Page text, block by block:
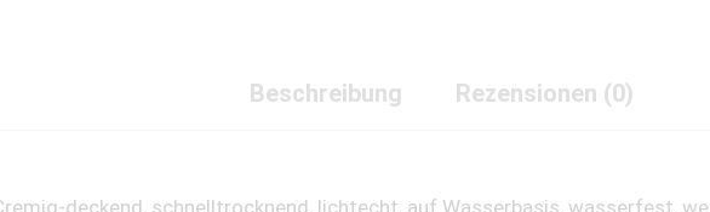
Beschreibung Rezensionen (0)
deckend, schnelltrocknend, lichtecht, auf Wasserbasis, wasserfest,